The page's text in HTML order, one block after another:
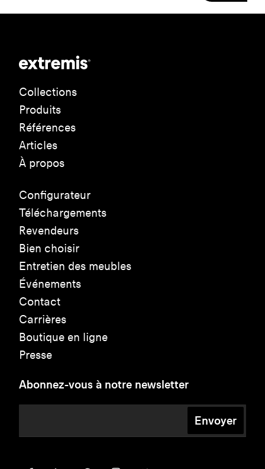
Collections
Produits
Références
Articles
À propos
Configurateur
Téléchargements
Revendeurs
Bien choisir
Entretien des meubles
Événements
Contact
Carrières
Boutique en ligne
Presse
Abonnez-vous à notre newsletter
Envoyer